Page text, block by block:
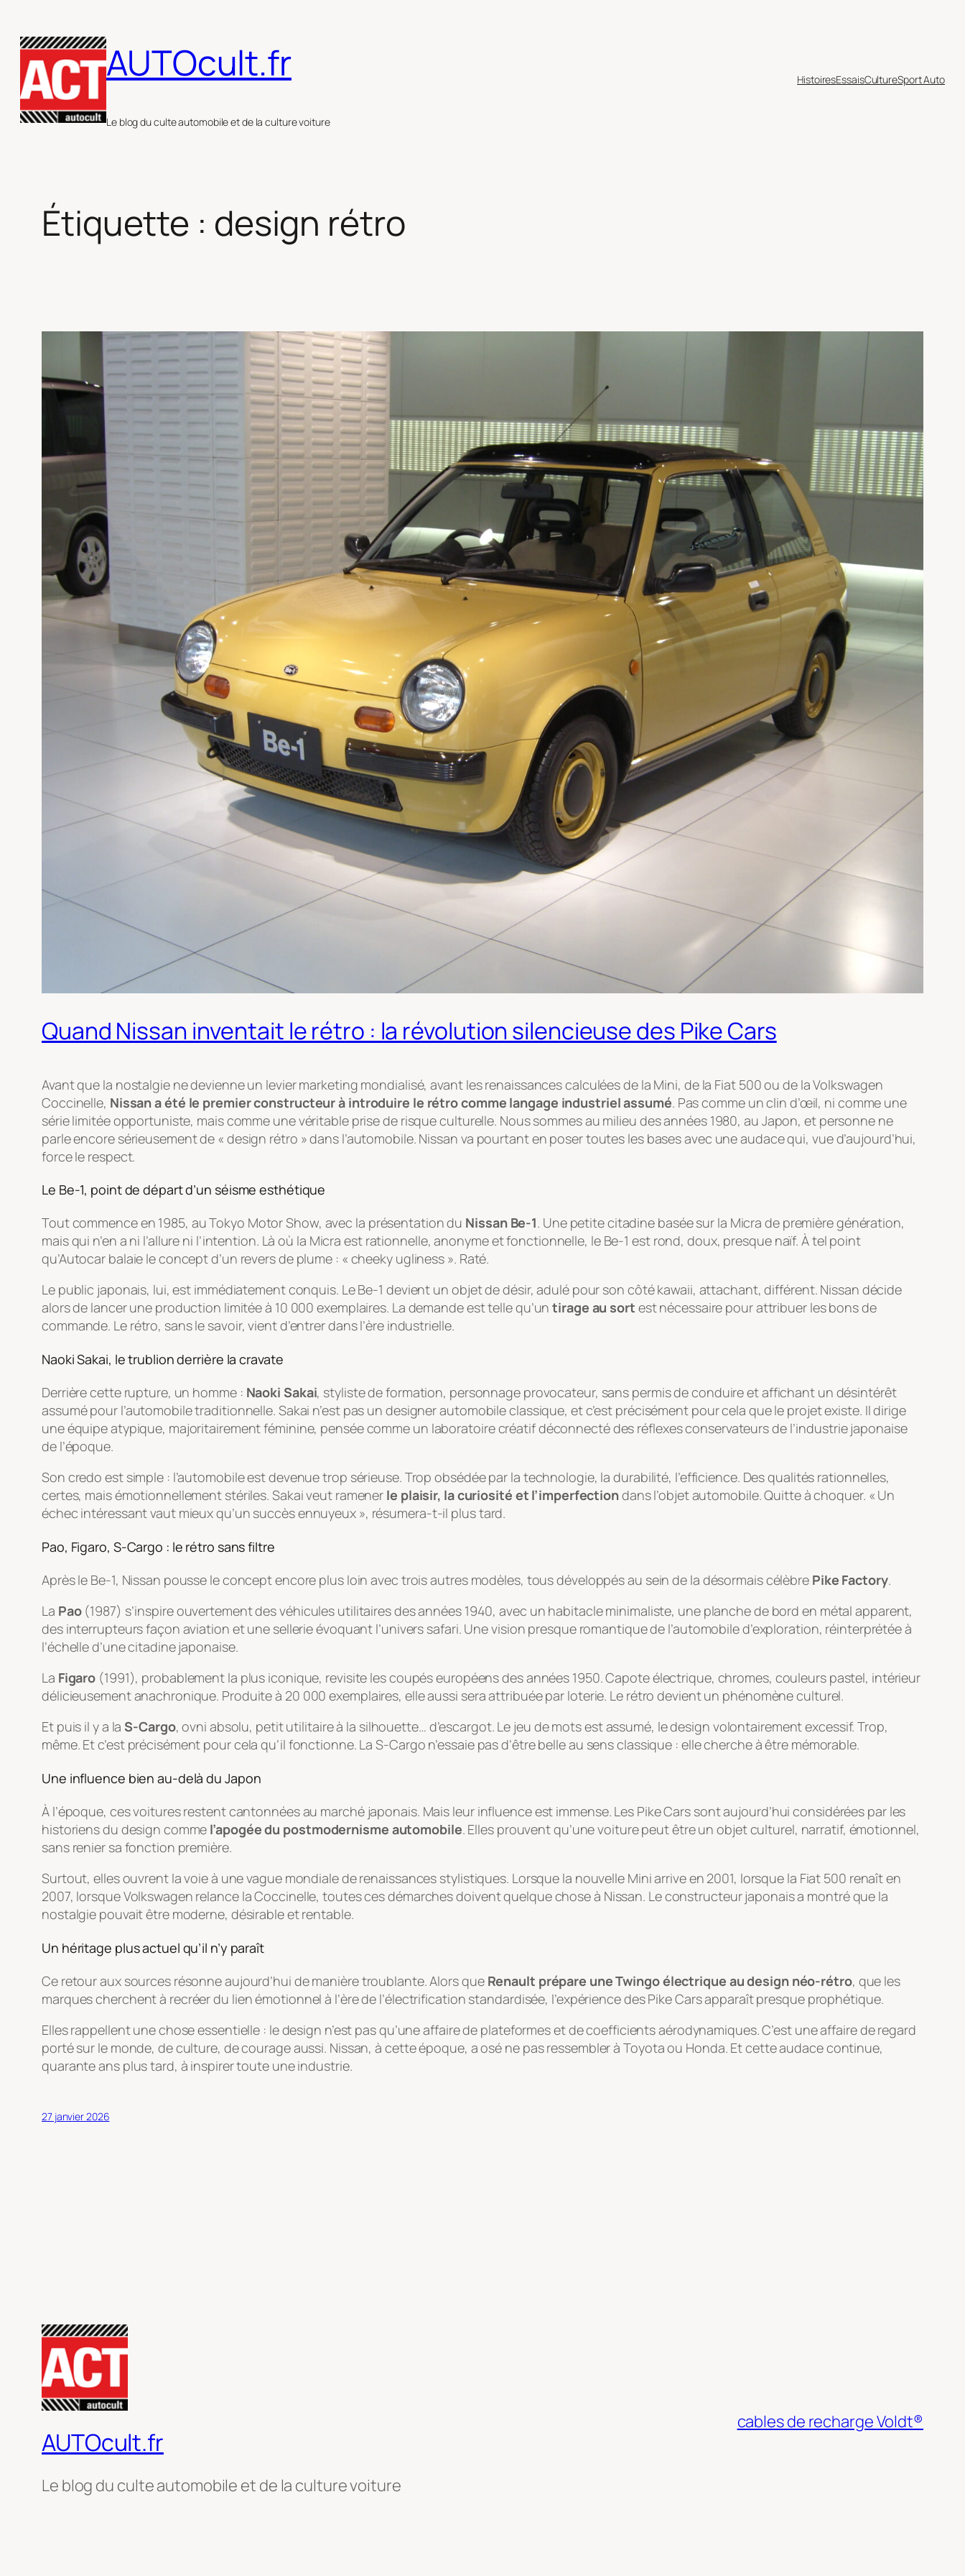
au
contenu
AUTOcult.fr
Le blog du culte automobile et de la culture voiture
HistoiresEssaisCultureSport Auto
Étiquette : design rétro
Quand Nissan inventait le rétro : la révolution silencieuse des Pike Cars
Avant que la nostalgie ne devienne un levier marketing mondialisé, avant les renaissances calculées de la Mini, de la Fiat 500 ou de la Volkswagen
Coccinelle, Nissan a été le premier constructeur à introduire le rétro comme langage industriel assumé. Pas comme un clin d’œil, ni comme une
série limitée opportuniste, mais comme une véritable prise de risque culturelle. Nous sommes au milieu des années 1980, au Japon, et personne ne
parle encore sérieusement de « design rétro » dans l’automobile. Nissan va pourtant en poser toutes les bases avec une audace qui, vue d’aujourd’hui,
force le respect.
Le Be-1, point de départ d’un séisme esthétique
Tout commence en 1985, au Tokyo Motor Show, avec la présentation du Nissan Be-1. Une petite citadine basée sur la Micra de première génération,
mais qui n’en a ni l’allure ni l’intention. Là où la Micra est rationnelle, anonyme et fonctionnelle, le Be-1 est rond, doux, presque naïf. À tel point
qu’Autocar balaie le concept d’un revers de plume : « cheeky ugliness ». Raté.
Le public japonais, lui, est immédiatement conquis. Le Be-1 devient un objet de désir, adulé pour son côtékawaii, attachant, différent. Nissan décide
alors de lancer une production limitée à 10 000 exemplaires. La demande est telle qu’untirage au sort est nécessaire pour attribuer les bons de
commande. Le rétro, sans le savoir, vient d’entrer dans l’ère industrielle.
Naoki Sakai, le trublion derrière la cravate
Derrière cette rupture, un homme : Naoki Sakai, styliste de formation, personnage provocateur, sans permis de conduire et affichant un désintérêt
assumé pour l’automobile traditionnelle. Sakai n’est pas un designer automobile classique, et c’est précisément pour cela que le projet existe. Il dirige
une équipe atypique, majoritairement féminine, pensée comme un laboratoire créatif déconnecté des réflexes conservateurs de l’industrie japonaise
de l’époque.
Son credo est simple : l’automobile est devenue trop sérieuse. Trop obsédée par la technologie, la durabilité, l’efficience. Des qualités rationnelles,
certes, mais émotionnellement stériles. Sakai veut ramener le plaisir, la curiosité et l’imperfectiondans l’objet automobile. Quitte à choquer. « Un
échec intéressant vaut mieux qu’un succès ennuyeux », résumera-t-il plus tard.
Pao, Figaro, S-Cargo : le rétro sans filtre
Après le Be-1, Nissan pousse le concept encore plus loin avec trois autres modèles, tous développés au sein de la désormais célèbre Pike Factory.
La Pao(1987) s’inspire ouvertement des véhicules utilitaires des années 1940, avec un habitacle minimaliste, une planche de bord en métal apparent,
des interrupteurs façon aviation et une sellerie évoquant l’univers safari. Une vision presque romantique de l’automobile d’exploration, réinterprétée à
l’échelle d’une citadine japonaise.
La Figaro (1991), probablement la plus iconique, revisite les coupés européens des années 1950. Capote électrique, chromes, couleurs pastel, intérieur
délicieusement anachronique. Produite à 20 000 exemplaires, elle aussi sera attribuée par loterie. Le rétro devient un phénomène culturel.
Et puis il y a laS-Cargo, ovni absolu, petit utilitaire à la silhouette… d’escargot. Le jeu de mots est assumé, le design volontairement excessif. Trop,
même. Et c’est précisément pour cela qu’il fonctionne. La S-Cargo n’essaie pas d’être belle au sens classique : elle cherche à être mémorable.
Une influence bien au-delà du Japon
À l’époque, ces voitures restent cantonnées au marché japonais. Mais leur influence est immense. Les Pike Cars sont aujourd’hui considérées par les
historiens du design comme l’apogée du postmodernisme automobile. Elles prouvent qu’une voiture peut être un objet culturel, narratif, émotionnel,
sans renier sa fonction première.
Surtout, elles ouvrent la voie à une vague mondiale de renaissances stylistiques. Lorsque la nouvelle Mini arrive en 2001, lorsque la Fiat 500 renaît en
2007, lorsque Volkswagen relance la Coccinelle, toutes ces démarches doivent quelque chose à Nissan. Le constructeur japonais a montré que la
nostalgie pouvait être moderne, désirable et rentable.
Un héritage plus actuel qu’il n’y paraît
Ce retour aux sources résonne aujourd’hui de manière troublante. Alors que Renault prépare une Twingo électrique au design néo-rétro, que les
marques cherchent à recréer du lien émotionnel à l’ère de l’électrification standardisée, l’expérience des Pike Cars apparaît presque prophétique.
Elles rappellent une chose essentielle : le design n’est pas qu’une affaire de plateformes et de coefficients aérodynamiques. C’est une affaire de regard
porté sur le monde, de culture, de courage aussi. Nissan, à cette époque, a osé ne pas ressembler à Toyota ou Honda. Et cette audace continue,
quarante ans plus tard, à inspirer toute une industrie.
27 janvier 2026
AUTOcult.fr
Le blog du culte automobile et de la culture voiture
cables de recharge Voldt®